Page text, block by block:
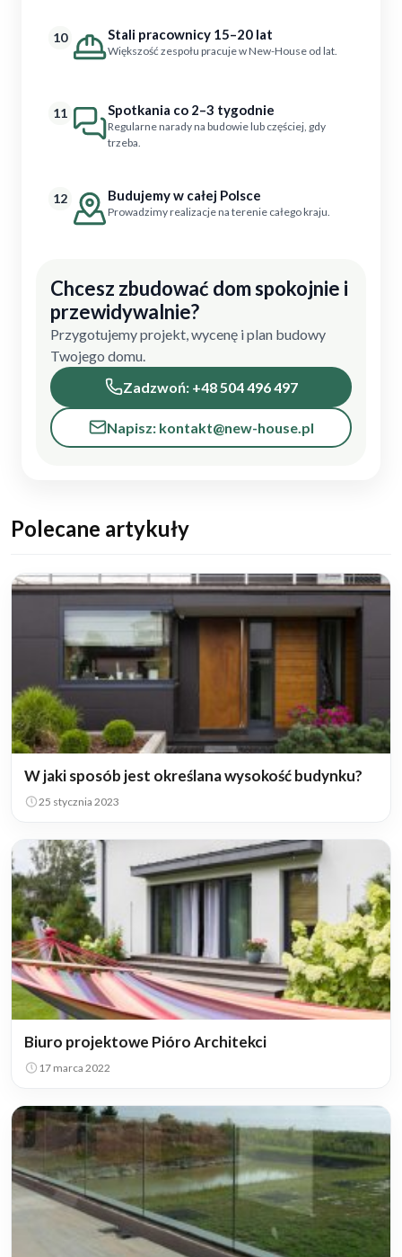
10 Stali pracownicy 15–20 lat
Większość zespołu pracuje w New-House od lat.
11 Spotkania co 2–3 tygodnie
Regularne narady na budowie lub częściej, gdy
trzeba.
12 Budujemy w całej Polsce
Prowadzimy realizacje na terenie całego kraju.
Chcesz zbudować dom spokojnie i
przewidywalnie?
Przygotujemy projekt, wycenę i plan budowy
Twojego domu.
Zadzwoń: +48 504 496 497
Napisz: kontakt@new-house.pl
Polecane artykuły
W jaki sposób jest określana wysokość budynku?
25 stycznia 2023
Biuro projektowe Pióro Architekci
17 marca 2022